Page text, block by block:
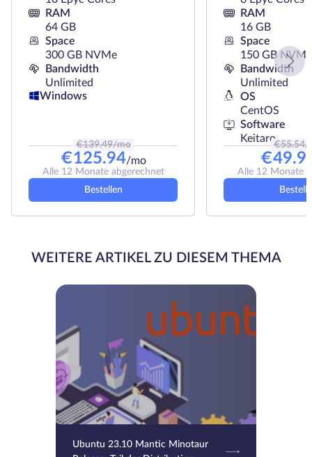
RAM
64 GB
Space
300 GB NVMe
Bandwidth
Unlimited
Windows
€139.49/mo
€125.94/mo
Alle 12 Monate abgerechnet
Bestellen
RAM
16 GB
Space
150 GB NVMe
Bandwidth
Unlimited
OS
CentOS
Software
Keitaro
€55.54/
€
Alle 12 Monate
WEITERE ARTIKEL ZU DIESEM THEMA
Ubuntu 23.10 Mantic Minotaur